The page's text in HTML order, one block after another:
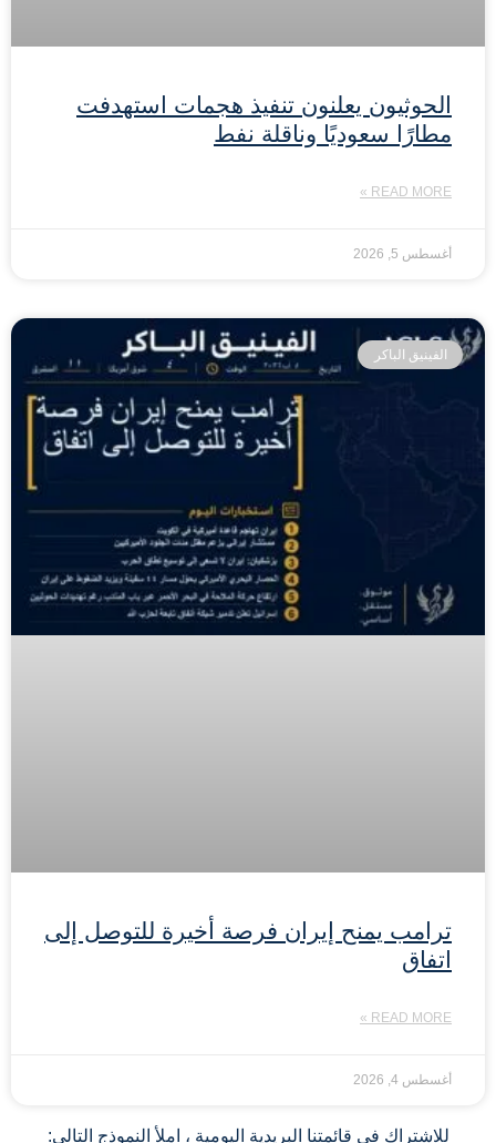
الحوثيون يعلنون تنفيذ هجمات استهدفت
مطارًا سعوديًا وناقلة نفط
READ MORE »
أغسطس 5, 2026
الفينيق الباكر
ترامب يمنح إيران فرصة أخيرة للتوصل إلى
اتفاق
READ MORE »
أغسطس 4, 2026
للاشتراك في قائمتنا البريدية اليومية ، املأ النموذج التالي: